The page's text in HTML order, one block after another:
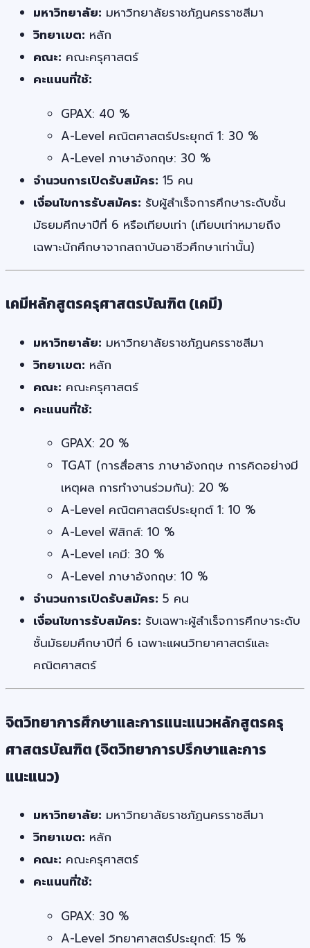
มหาวิทยาลัย: มหาวิทยาลัยราชภัฏนครราชสีมา
วิทยาเขต: หลัก
คณะ: คณะครุศาสตร์
คะแนนที่ใช้:
GPAX: 40 %
A-Level คณิตศาสตร์ประยุกต์ 1: 30 %
A-Level ภาษาอังกฤษ: 30 %
จำนวนการเปิดรับสมัคร: 15 คน
เงื่อนไขการรับสมัคร: รับผู้สำเร็จการศึกษาระดับชั้น
มัธยมศึกษาปีที่ 6 หรือเทียบเท่า (เทียบเท่าหมายถึง
เฉพาะนักศึกษาจากสถาบันอาชีวศึกษาเท่านั้น)
เคมีหลักสูตรครุศาสตรบัณฑิต (เคมี)
มหาวิทยาลัย: มหาวิทยาลัยราชภัฏนครราชสีมา
วิทยาเขต: หลัก
คณะ: คณะครุศาสตร์
คะแนนที่ใช้:
GPAX: 20 %
TGAT (การสื่อสาร ภาษาอังกฤษ การคิดอย่างมี
เหตุผล การทำงานร่วมกัน): 20 %
A-Level คณิตศาสตร์ประยุกต์ 1: 10 %
A-Level ฟิสิกส์: 10 %
A-Level เคมี: 30 %
A-Level ภาษาอังกฤษ: 10 %
จำนวนการเปิดรับสมัคร: 5 คน
เงื่อนไขการรับสมัคร: รับเฉพาะผู้สำเร็จการศึกษาระดับ
ชั้นมัธยมศึกษาปีที่ 6 เฉพาะแผนวิทยาศาสตร์และ
คณิตศาสตร์
จิตวิทยาการศึกษาและการแนะแนวหลักสูตรครุ
ศาสตรบัณฑิต (จิตวิทยาการปรึกษาและการ
แนะแนว)
มหาวิทยาลัย: มหาวิทยาลัยราชภัฏนครราชสีมา
วิทยาเขต: หลัก
คณะ: คณะครุศาสตร์
คะแนนที่ใช้:
GPAX: 30 %
A-Level วิทยาศาสตร์ประยุกต์: 15 %